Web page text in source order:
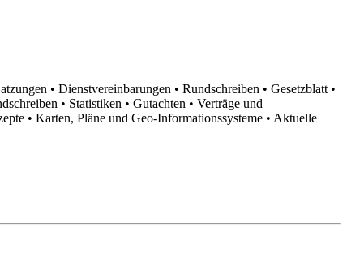
• Dienstvereinbarungen • Rundschreiben • Gesetzblatt •
• Statistiken • Gutachten • Verträge und
• Karten, Pläne und Geo-Informationssysteme • Aktuelle